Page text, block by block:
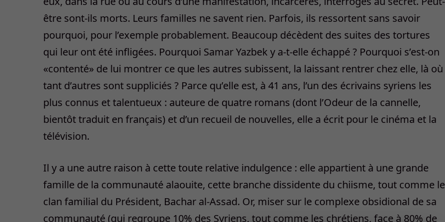
être sont-ils morts. Leurs familles ne savent rien. Parfois, ils ressortent sans savoir
pourquoi, pour l’exemple probablement. Beaucoup décèdent des suites des tortures
qui leur ont été infligées. Pourquoi Samar Yazbek y a-t-elle échappé ? Pourquoi s’est-on
«contenté» de lui montrer ce que les autres subissent, la laissant rentrer chez elle, là où
tant d’autres sont suppliciés ? Parce qu’elle est, à 41 ans, l’un des écrivains syriens les
plus connus et talentueux : auteure de quatre romans (dont l’Odeur de la cannelle,
bientôt traduit en français) et d’un recueil de nouvelles, elle a écrit pour le cinéma et la
télévision.
Il y a une autre raison à cette toute relative indulgence : elle appartient à une grande
famille de la communauté alaouite, cette branche dissidente du chiisme, tout comme le
clan familial du Président, Bachar al-Assad. Or, miser sur le complexe obsidional de sa
communauté (qui regroupe 10% des Syriens, tout comme les chrétiens, face à 80% de